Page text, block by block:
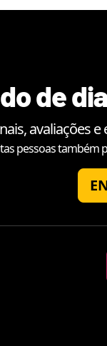
de
avaliações
pessoas também